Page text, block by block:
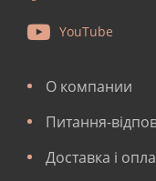
YouTube
О компании
Питання-
Доставка і